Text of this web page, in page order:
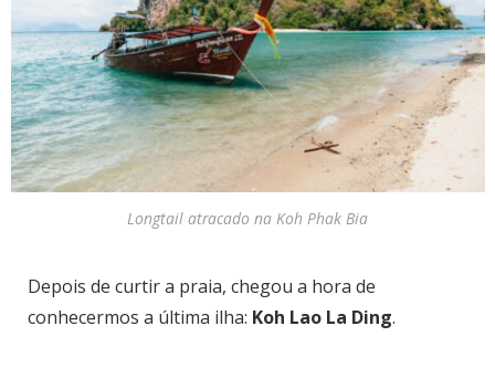
Longtail atracado na Koh Phak Bia
Depois de curtir a praia, chegou a hora de
conhecermos a última ilha: Koh Lao La Ding.